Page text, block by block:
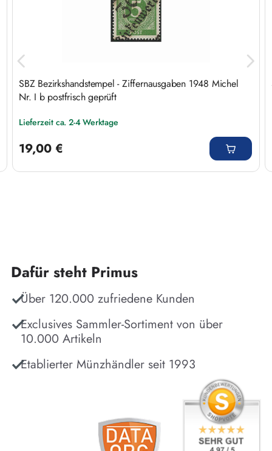
SBZ Bezirkshandstempel - Ziffernausgaben 1948 Michel
Nr. I b postfrisch geprüft
Lieferzeit ca. 2-4 Werktage
19,00 €
Dafür steht Primus
Über 120.000 zufriedene Kunden
Exclusives Sammler-Sortiment von über
10.000 Artikeln
Etablierter Münzhändler seit 1993